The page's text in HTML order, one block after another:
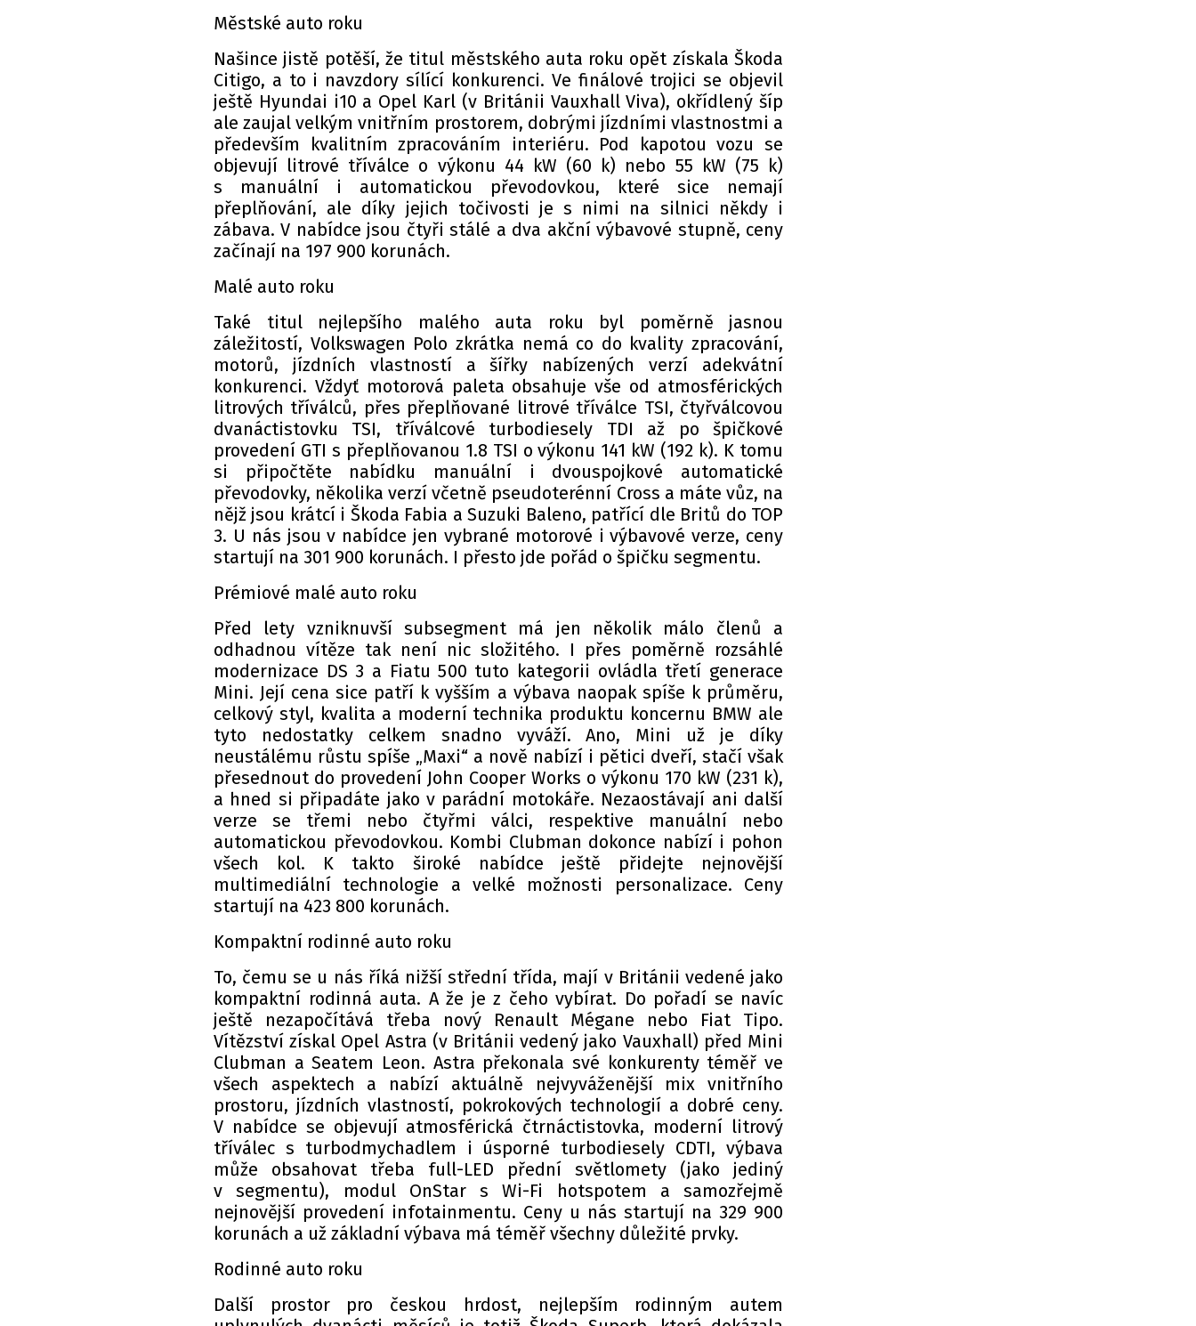
Městské auto roku
Našince jistě potěší, že titul městského auta roku opět získala Škoda
Citigo, a to i navzdory sílící konkurenci. Ve finálové trojici se objevil
ještě Hyundai i10 a Opel Karl (v Británii Vauxhall Viva), okřídlený šíp
ale zaujal velkým vnitřním prostorem, dobrými jízdními vlastnostmi a
především kvalitním zpracováním interiéru. Pod kapotou vozu se
objevují litrové tříválce o výkonu 44 kW (60 k) nebo 55 kW (75 k)
s manuální i automatickou převodovkou, které sice nemají
přeplňování, ale díky jejich točivosti je s nimi na silnici někdy i
zábava. V nabídce jsou čtyři stálé a dva akční výbavové stupně, ceny
začínají na 197 900 korunách.
Malé auto roku
Také titul nejlepšího malého auta roku byl poměrně jasnou
záležitostí, Volkswagen Polo zkrátka nemá co do kvality zpracování,
motorů, jízdních vlastností a šířky nabízených verzí adekvátní
konkurenci. Vždyť motorová paleta obsahuje vše od atmosférických
litrových tříválců, přes přeplňované litrové tříválce TSI, čtyřválcovou
dvanáctistovku TSI, tříválcové turbodiesely TDI až po špičkové
provedení GTI s přeplňovanou 1.8 TSI o výkonu 141 kW (192 k). K tomu
si připočtěte nabídku manuální i dvouspojkové automatické
převodovky, několika verzí včetně pseudoterénní Cross a máte vůz, na
nějž jsou krátcí i Škoda Fabia a Suzuki Baleno, patřící dle Britů do TOP
3. U nás jsou v nabídce jen vybrané motorové i výbavové verze, ceny
startují na 301 900 korunách. I přesto jde pořád o špičku segmentu.
Prémiové malé auto roku
Před lety vzniknuvší subsegment má jen několik málo členů a
odhadnou vítěze tak není nic složitého. I přes poměrně rozsáhlé
modernizace DS 3 a Fiatu 500 tuto kategorii ovládla třetí generace
Mini. Její cena sice patří k vyšším a výbava naopak spíše k průměru,
celkový styl, kvalita a moderní technika produktu koncernu BMW ale
tyto nedostatky celkem snadno vyváží. Ano, Mini už je díky
neustálému růstu spíše „Maxi“ a nově nabízí i pětici dveří, stačí však
přesednout do provedení John Cooper Works o výkonu 170 kW (231 k),
a hned si připadáte jako v parádní motokáře. Nezaostávají ani další
verze se třemi nebo čtyřmi válci, respektive manuální nebo
automatickou převodovkou. Kombi Clubman dokonce nabízí i pohon
všech kol. K takto široké nabídce ještě přidejte nejnovější
multimediální technologie a velké možnosti personalizace. Ceny
startují na 423 800 korunách.
Kompaktní rodinné auto roku
To, čemu se u nás říká nižší střední třída, mají v Británii vedené jako
kompaktní rodinná auta. A že je z čeho vybírat. Do pořadí se navíc
ještě nezapočítává třeba nový Renault Mégane nebo Fiat Tipo.
Vítězství získal Opel Astra (v Británii vedený jako Vauxhall) před Mini
Clubman a Seatem Leon. Astra překonala své konkurenty téměř ve
všech aspektech a nabízí aktuálně nejvyváženější mix vnitřního
prostoru, jízdních vlastností, pokrokových technologií a dobré ceny.
V nabídce se objevují atmosférická čtrnáctistovka, moderní litrový
tříválec s turbodmychadlem i úsporné turbodiesely CDTI, výbava
může obsahovat třeba full-LED přední světlomety (jako jediný
v segmentu), modul OnStar s Wi-Fi hotspotem a samozřejmě
nejnovější provedení infotainmentu. Ceny u nás startují na 329 900
korunách a už základní výbava má téměř všechny důležité prvky.
Rodinné auto roku
Další prostor pro českou hrdost, nejlepším rodinným autem